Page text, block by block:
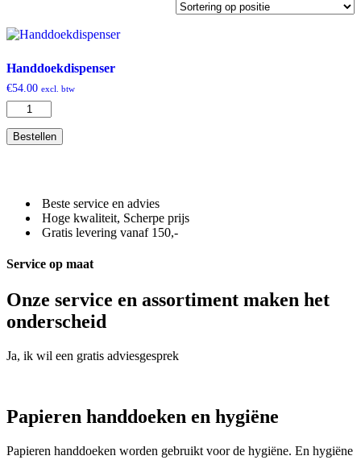
Handdoekdispenser
€54.00 excl. btw
Handdoekdispenser
aantal
Bestellen
Beste service en advies
Hoge kwaliteit, Scherpe prijs
Gratis levering vanaf 150,-
Service op maat
Onze service en assortiment maken het
onderscheid
Ja, ik wil een gratis adviesgesprek
Papieren handdoeken en hygiëne
Papieren handdoeken worden gebruikt voor de hygiëne. En hygiëne